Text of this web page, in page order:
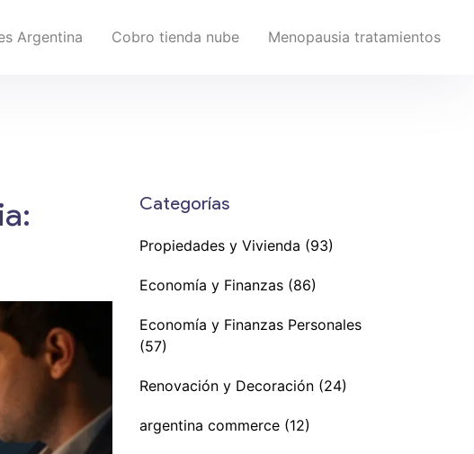
Argentina Cobro tienda nube Menopausia tratamientos
Categorías
Propiedades y Vivienda (93)
Economía y Finanzas (86)
Economía y Finanzas Personales
(57)
Renovación y Decoración (24)
argentina commerce (12)